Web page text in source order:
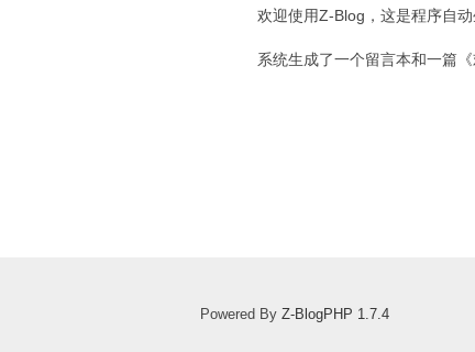
欢迎使用Z-Blog，这是程序自
系统生成了一个留言本和一篇
Powered By Z-BlogPHP 1.7.4